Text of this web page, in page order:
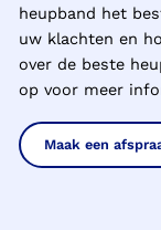
heupband het
uw klachten en
over de beste
op voor meer
Maak een